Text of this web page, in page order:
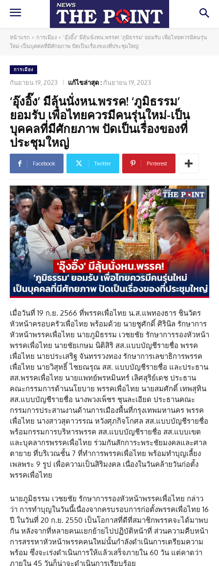
หน้าแรก การเมือง
'อุ๊งอิ๊ง' มีลุ้นนั่งหน.พรรค! 'ภูมิธรรม' ยอมรับ เพื่อไทยควรมีคนรุ่น
ใหม่-เป็นบุคคลที่มีศักยภาพ ปัดเป็นเรื่องของที่ประชุมใหญ่
การเมือง
กันยายน 19, 2023 แก้ไขล่าสุด : กันยายน 19, 2023
‘อุ๊งอิ๊ง’ มีลุ้นนั่งหน.พรรค! ‘ภูมิธรรม’
ยอมรับ เพื่อไทยควรมีคนรุ่นใหม่-เป็น
บุคคลที่มีศักยภาพ ปัดเป็นเรื่องของที่
ประชุมใหญ่
Facebook Twitter Pinterest
เมื่อวันที่ 19 ก.ย. 2566 ที่พรรคเพื่อไทย น.ส.แพทองธาร ชินวัตร
หัวหน้าครอบครัวเพื่อไทย พร้อมด้วย นายชูศักดิ์ ศิรินิล รักษาการ
หัวหน้าพรรคเพื่อไทย นายภูมิธรรม เวชยชัย รักษาการรองหัวหน้า
พรรคเพื่อไทย นายชัยเกษม นิติสิริ สส.แบบบัญชีรายชื่อ พรรค
เพื่อไทย นายประเสริฐ จันทรรวงทอง รักษาการเลขาธิการพรรค
เพื่อไทย นายวิสุทธิ์ ไชยณรุณ สส. แบบบัญชีรายชื่อ และประธาน
สส.พรรคเพื่อไทย นายแพทย์พรหมินทร์ เลิศสุริย์เดช ประธาน
คณะกรรมการด้านนโยบาย พรรคเพื่อไทย นายสมศักดิ์ เทพสุทิน
สส.แบบบัญชีรายชื่อ นางพวงเพ็ชร ชุนละเอียด ประธานคณะ
กรรมการประสานงานด้านการเมืองพื้นที่กรุงเทพมหานคร พรรค
เพื่อไทย นางสาวสุดาวรรณ หวังศุภกิจโกศล สส.แบบบัญชีรายชื่อ
พร้อมกรรมการบริหารพรรค สส.แบบบัญชีรายชื่อ สส.แบบเขต
และบุคลากรพรรคเพื่อไทย ร่วมกันสักการะพระชัยมงคลและศาล
ตายาย ที่บริเวณชั้น 7 ที่ทำการพรรคเพื่อไทย พร้อมทำบุญเลี้ยง
เพลพระ 9 รูป เพื่อความเป็นสิริมงคล เนื่องในวันคล้ายวันก่อตั้ง
พรรคเพื่อไทย
นายภูมิธรรม เวชยชัย รักษาการรองหัวหน้าพรรคเพื่อไทย กล่าว
ว่า การทำบุญในวันนี้เนื่องจากครบรอบการก่อตั้งพรรคเพื่อไทย 16
ปี ในวันที่ 20 ก.ย. 2550 เป็นโอกาสที่ดีที่สมาชิกพรรคจะได้มาพบ
กัน หลังจากที่หลายคนแยกย้ายไปปฏิบัติหน้าที่ ส่วนความคืบหน้า
การสรรหาหัวหน้าพรรคคนใหม่นั้นกำลังดำเนินการเตรียมความ
พร้อม ซึ่งจะเร่งดำเนินการให้แล้วเสร็จภายใน 60 วัน แต่คาดว่า
ภายใน 45 วันก็น่าจะดำเนินการเรียบร้อย